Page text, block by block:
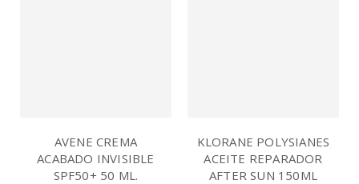
AVENE CREMA
ACABADO INVISIBLE
SPF50+ 50 ML.
KLORANE POLYSIANES
ACEITE REPARADOR
AFTER SUN 150ML